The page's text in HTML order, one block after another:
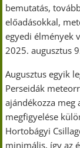
bemutatás,
előadásokkal,
egyedi élmények
2025. augusztus
Augusztus egyik
Perseidák
ajándékozza meg
megfigyelése
Hortobágyi
minimális, így az